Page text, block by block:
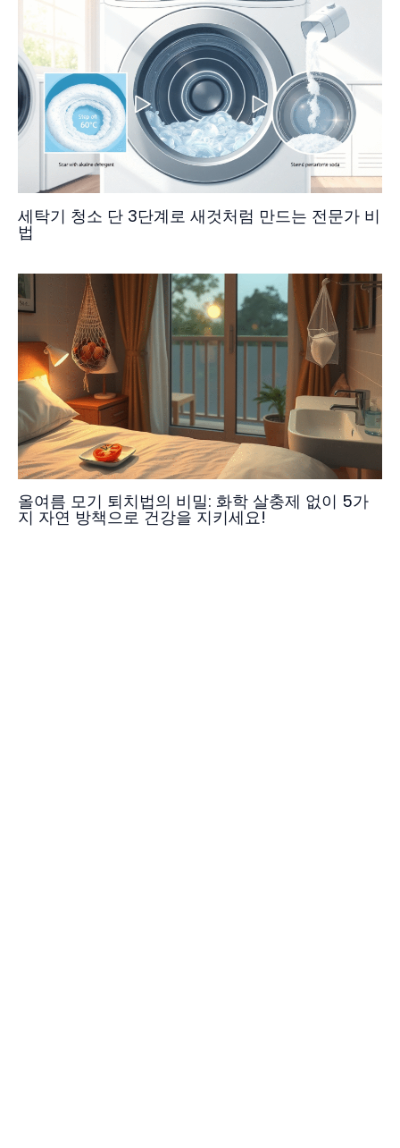
세탁기 청소 단 3단계로 새것처럼 만드는 전문가 비
법
올여름 모기 퇴치법의 비밀: 화학 살충제 없이 5가
지 자연 방책으로 건강을 지키세요!